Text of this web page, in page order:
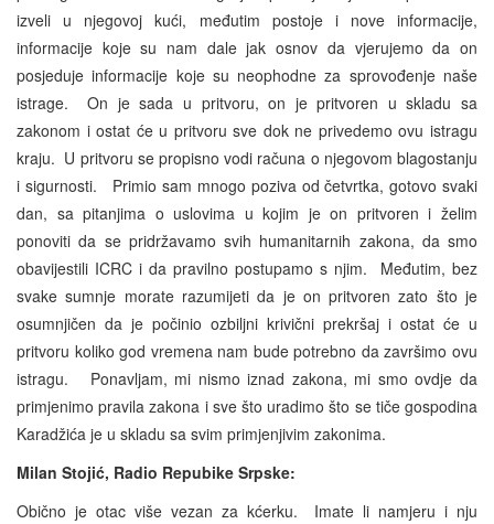
izveli u njegovoj kući, međutim postoje i nove informacije,
informacije koje su nam dale jak osnov da vjerujemo da on
posjeduje informacije koje su neophodne za sprovođenje naše
istrage. On je sada u pritvoru, on je pritvoren u skladu sa
zakonom i ostat će u pritvoru sve dok ne privedemo ovu istragu
kraju. U pritvoru se propisno vodi računa o njegovom blagostanju
i sigurnosti. Primio sam mnogo poziva od četvrtka, gotovo svaki
dan, sa pitanjima o uslovima u kojim je on pritvoren i želim
ponoviti da se pridržavamo svih humanitarnih zakona, da smo
obavijestili ICRC i da pravilno postupamo s njim. Međutim, bez
svake sumnje morate razumijeti da je on pritvoren zato što je
osumnjičen da je počinio ozbiljni krivični prekršaj i ostat će u
pritvoru koliko god vremena nam bude potrebno da završimo ovu
istragu. Ponavljam, mi nismo iznad zakona, mi smo ovdje da
primjenimo pravila zakona i sve što uradimo što se tiče gospodina
Karadžića je u skladu sa svim primjenjivim zakonima.
Milan Stojić, Radio Repubike Srpske:
Obično je otac više vezan za kćerku. Imate li namjeru i nju